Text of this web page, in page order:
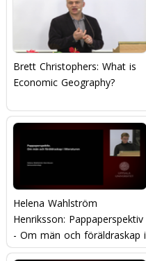
Brett Christophers: What is
Economic Geography?
Helena Wahlström
Henriksson: Pappaperspektiv
- Om män och föräldraskap i
litteraturen